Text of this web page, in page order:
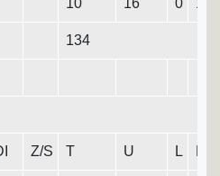
134
Z/S T U L